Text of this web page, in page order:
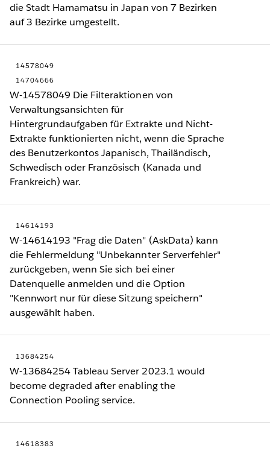
die Stadt Hamamatsu in Japan von 7 Bezirken
auf 3 Bezirke umgestellt.
14578049
14704666
W-14578049 Die Filteraktionen von
Verwaltungsansichten für
Hintergrundaufgaben für Extrakte und Nicht-
Extrakte funktionierten nicht, wenn die Sprache
des Benutzerkontos Japanisch, Thailändisch,
Schwedisch oder Französisch (Kanada und
Frankreich) war.
14614193
W-14614193 "Frag die Daten" (AskData) kann
die Fehlermeldung "Unbekannter Serverfehler"
zurückgeben, wenn Sie sich bei einer
Datenquelle anmelden und die Option
"Kennwort nur für diese Sitzung speichern"
ausgewählt haben.
13684254
W-13684254 Tableau Server 2023.1 would
become degraded after enabling the
Connection Pooling service.
14618383